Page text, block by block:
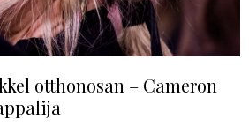
otthonosan – Cameron